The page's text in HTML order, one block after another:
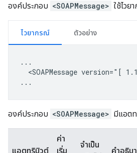
องค์ประกอบ <SOAPMessage> ใช้ไวย
ไวยากรณ์ ตัวอย่าง
...
<SOAPMessage version="[
...
องค์ประกอบ <SOAPMessage> มีแอต
แอตทริบิวต์
ค่า
เริ่ม
จำเป็น
คำอธิบ